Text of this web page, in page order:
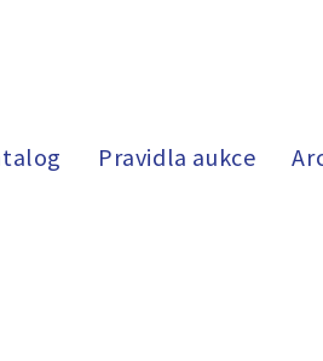
Pravidla aukce